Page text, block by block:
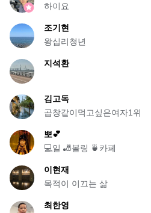
하이요
조기현
왕십리청년
지석환
김고독
곱창같이먹고싶은여자1위
뽀💕
💻일 🎳볼링 🍵카페
이현재
목적이 이끄는 삶
최한영